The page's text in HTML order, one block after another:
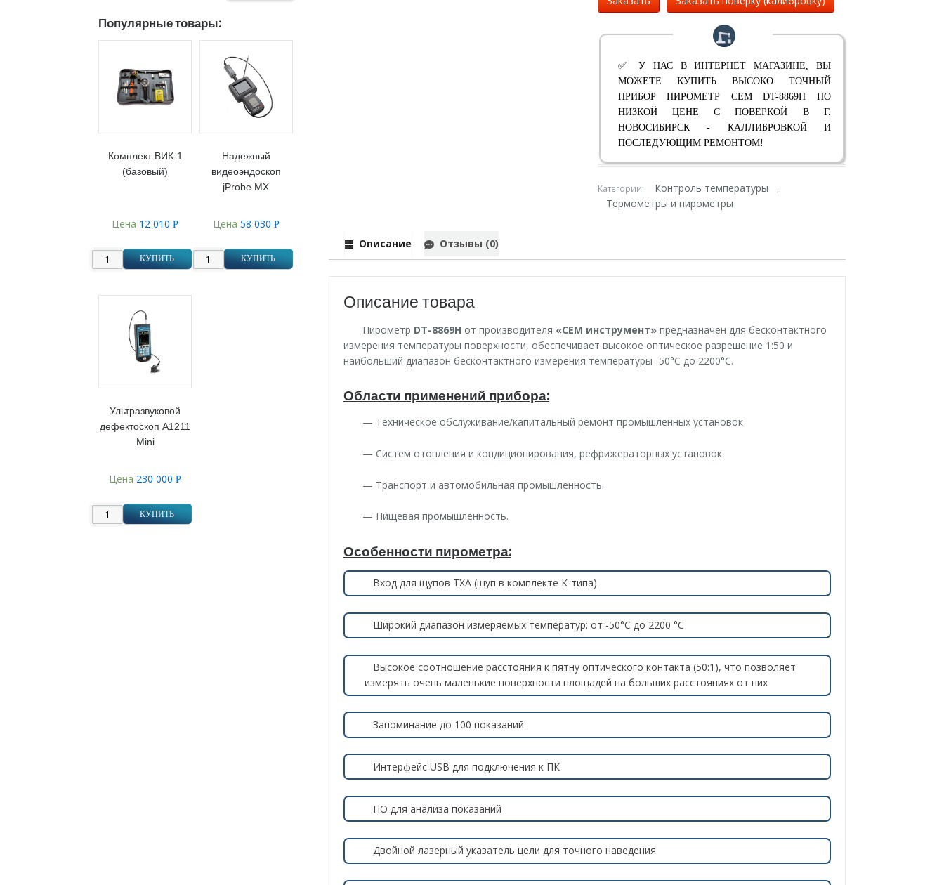
✅ У НАС В ИНТЕРНЕТ МАГАЗИНЕ, ВЫ
МОЖЕТЕ КУПИТЬ ВЫСОКО ТОЧНЫЙ
ПРИБОР ПИРОМЕТР CEM DT-8869H ПО
НИЗКОЙ ЦЕНЕ С ПОВЕРКОЙ В Г.
НОВОСИБИРСК - КАЛЛИБРОВКОЙ И
ПОСЛЕДУЮЩИМ РЕМОНТОМ!
Категории: Контроль температуры ,
Термометры и пирометры
Описание Отзывы (0)
Описание товара
Пирометр DT-8869H от производителя «СЕМ инструмент» предназначен для бесконтактного
измерения температуры поверхности, обеспечивает высокое оптическое разрешение 1:50 и
наибольший диапазон бесконтактного измерения температуры -50°С до 2200°С.
Области применений прибора:
— Техническое обслуживание/капитальный ремонт промышленных установок
— Систем отопления и кондиционирования, рефрижераторных установок.
— Транспорт и автомобильная промышленность.
— Пищевая промышленность.
Особенности пирометра:
Вход для щупов ТХА (щуп в комплекте К-типа)
Широкий диапазон измеряемых температур: от -50°С до 2200 °С
Высокое соотношение расстояния к пятну оптического контакта (50:1), что позволяет
измерять очень маленькие поверхности площадей на больших расстояниях от них
Запоминание до 100 показаний
Интерфейс USB для подключения к ПК
ПО для анализа показаний
Двойной лазерный указатель цели для точного наведения
Популярные товары:
Комплект ВИК-1
(базовый)
Цена 12 010Р
КУПИТЬ
Надежный
видеоэндоскоп
jProbe MX
Цена 58 030 Р
КУПИТЬ
Ультразвуковой
дефектоскоп А1211
Mini
Цена 230 000Р
КУПИТЬ